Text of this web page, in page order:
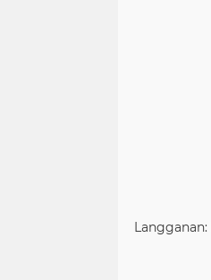
Langganan: